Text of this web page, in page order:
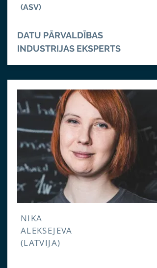
(ASV)
DATU PĀRVALDĪBAS
INDUSTRIJAS EKSPERTS
NIKA
ALEKSEJEVA
(LATVIJA)